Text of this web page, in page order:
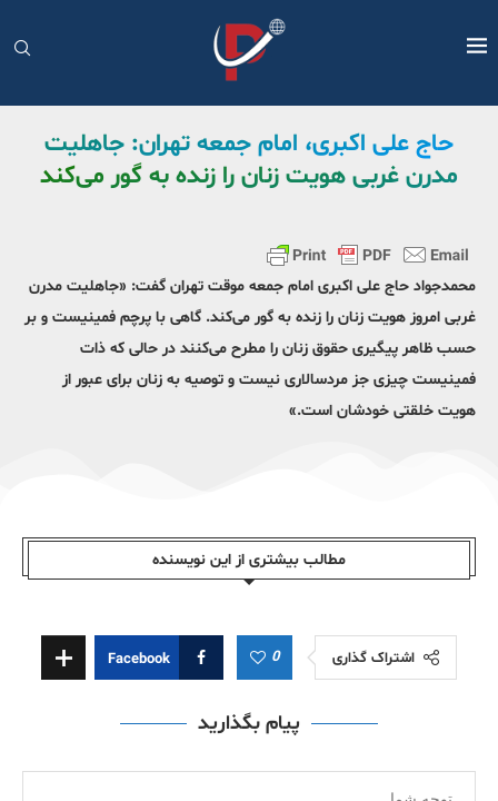
حاج علی اکبری، امام جمعه تهران: جاهلیت
مدرن غربی هویت زنان را زنده به گور می‌کند
محمدجواد حاج علی اکبری امام جمعه موقت تهران گفت: «جاهلیت مدرن
غربی امروز هویت زنان را زنده به گور می‌کند. گاهی با پرچم فمینیست و بر
حسب ظاهر پیگیری حقوق زنان را مطرح می‌کنند در حالی که ذات
فمینیست چیزی جز مردسالاری نیست و توصیه به زنان برای عبور از
هویت خلقتی خودشان است.»
مطالب بیشتری از این نویسندە
اشتراک گذاری 0
Facebook
پیام بگذارید